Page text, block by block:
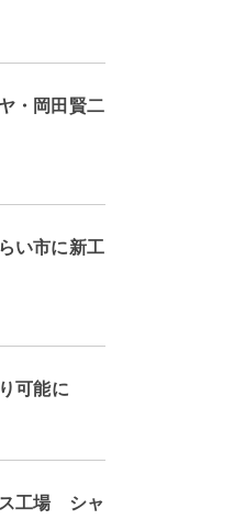
・岡田賢二
い市に新工
可能に
ス工場 シャ